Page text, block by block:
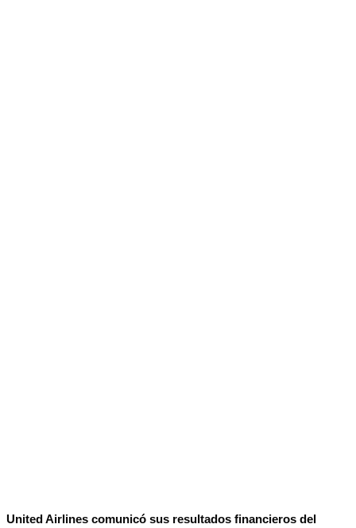
United Airlines comunicó sus resultados financieros del